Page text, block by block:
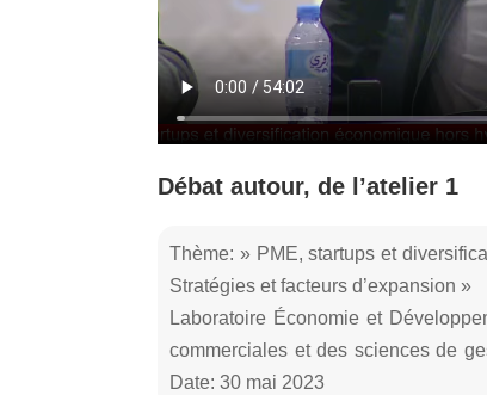
Débat autour, de l’atelier 1
Thème: » PME, startups et
Stratégies et facteurs d’expansion »
Laboratoire Économie et
commerciales et des sciences de
Date: 30 mai 2023